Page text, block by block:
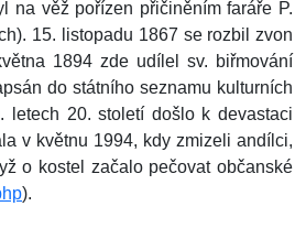
na věž pořízen přičiněním faráře P.
15. listopadu 1867 se rozbil zvon
1894 zde udílel sv. biřmování
do státního seznamu kulturních
letech 20. století došlo k devastaci
v květnu 1994, kdy zmizeli andílci,
o kostel začalo pečovat občanské
).